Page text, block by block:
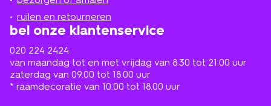
ruilen en retourneren
bel onze klantenservice
020 224 2424
van maandag tot en met vrijdag van 8.30 tot 21.00 uur
zaterdag van 09.00 tot 18.00 uur
* raamdecoratie van 10.00 tot 18.00 uur
buurt